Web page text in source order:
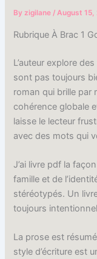
Byzigilane/August 15,
Rubrique À Brac 1
L’auteur explore
sont pas toujours
roman qui brille par
cohérence globale
laisse le lecteur
avec des mots qui
J’ai livre pdf la
famille et de
stéréotypés. Un
toujours
La prose est
style d’écriture est